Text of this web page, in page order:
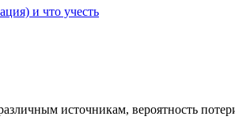
и что учесть
источникам, вероятность